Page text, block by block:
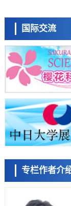
癌患者中开展临床
政策
日本发布《令和8
首年度政策方向
科学研究
东京大学发现可诱导
科学研究
东京都健康长寿医
科学研究
产总研无需石油利
科学研究
东京大学和海上保
政策
日本第2次医疗研
日元
千叶大学鉴定出导
国际交流
专栏作者介
流员
小岩井忠道
陈小牧